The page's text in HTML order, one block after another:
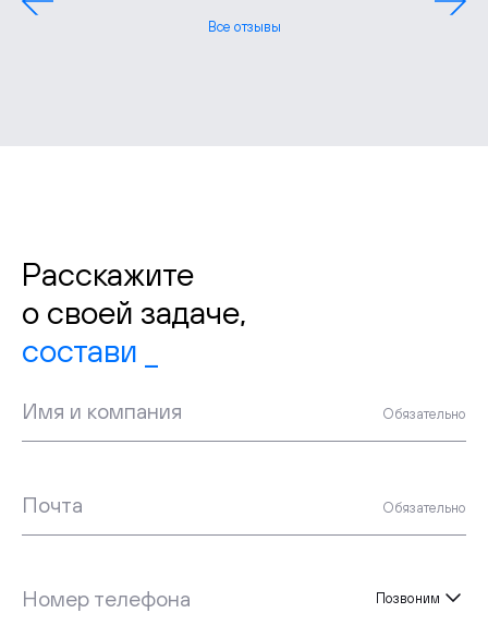
Все отзывы
Расскажите
о своей задаче,
Имя и компания Обязательно
Почта Обязательно
Номер телефона Позвоним